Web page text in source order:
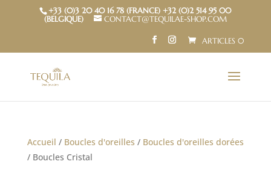
+33 (0)3 20 40 16 78 (FRANCE) +32 (0)2 514 95 00
(BELGIQUE)
CONTACT@TEQUILAE-SHOP.COM
ARTICLES 0
Accueil / Boucles d'oreilles / Boucles d'oreilles dorées
/ Boucles Cristal